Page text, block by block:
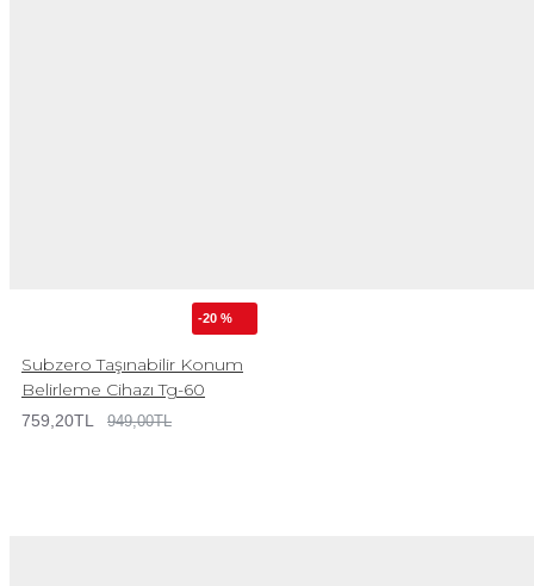
-20 %
Subzero Taşınabilir Konum
Belirleme Cihazı Tg-60
759,20TL 949,00TL